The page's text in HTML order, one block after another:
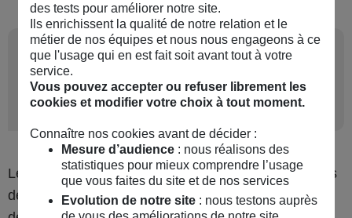
5
Bureau, conseil
d’administration : quelle
organisation ?
Les fondateurs de l’association sont en théorie libres
de définir l’organisation interne et le fonctionnement
des tests pour améliorer notre site.
Ils enrichissent la qualité de notre relation et le
métier de nos équipes et nous nous engageons à ce
que l'usage qui en est fait soit avant tout à votre
service.
Vous pouvez accepter ou refuser librement les
cookies et modifier votre choix à tout moment.
Connaître nos cookies avant de décider :
Mesure d’audience: nous réalisons des
statistiques pour mieux comprendre l’usage
que vous faites du site et de nos services
Evolution de notre site: nous testons auprès